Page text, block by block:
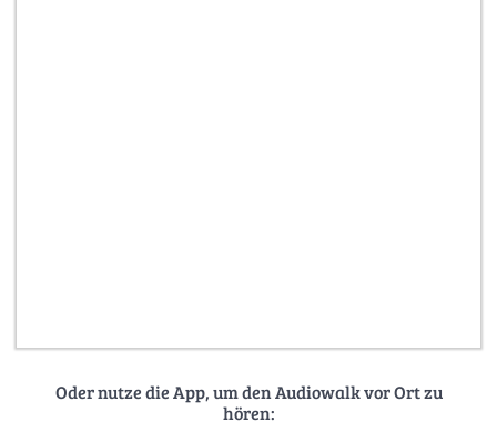
Oder nutze die App, um den Audiowalk vor Ort zu
hören: